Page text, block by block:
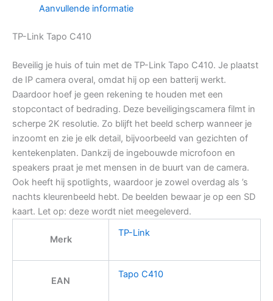
Aanvullende informatie
TP-Link Tapo C410
Beveilig je huis of tuin met de TP-Link Tapo C410. Je plaatst
de IP camera overal, omdat hij op een batterij werkt.
Daardoor hoef je geen rekening te houden met een
stopcontact of bedrading. Deze beveiligingscamera filmt in
scherpe 2K resolutie. Zo blijft het beeld scherp wanneer je
inzoomt en zie je elk detail, bijvoorbeeld van gezichten of
kentekenplaten. Dankzij de ingebouwde microfoon en
speakers praat je met mensen in de buurt van de camera.
Ook heeft hij spotlights, waardoor je zowel overdag als ’s
nachts kleurenbeeld hebt. De beelden bewaar je op een SD
kaart. Let op: deze wordt niet meegeleverd.
Merk
TP-Link
EAN
Tapo C410